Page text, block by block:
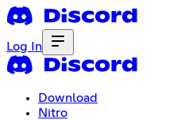
Log In
Download
Nitro